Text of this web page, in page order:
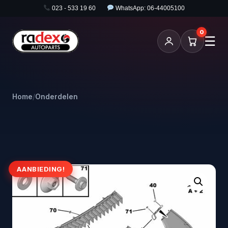
023 - 533 19 60 WhatsApp: 06-44005100
0
☰
Home/Onderdelen
AANBIEDING!